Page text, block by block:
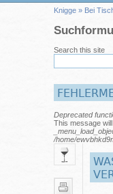
Knigge » Bei
Search this site
Deprecated
This message
/home/